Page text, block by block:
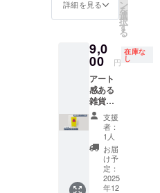
前をご
記入く
い。 ※
個人の
方は
「お名
前の
み」、
法人の
方は
「会社
名（ロ
ゴ掲載
可）」
リジナ
ルパ
なの
で、企
業ロゴ
や
ショッ
プビ
ジュア
ル、団
体のア
イ
キャッ
チシー
ンなど
ントし
た、限
特別モ
デルで
す。
【提供
内容】
glafit
NFR-01
Lite ×
和歌山
ふぉん
と（1
台） カ
ラー：
詳細を見る ン
を
選
択
す
る
9,0
00 円
在庫な
し
アート
感ある
雑貨を
日常に
取り入
れたい
方に。
【提供
内容】
納屋河
岸ギャ
支援
者：
1人
お届
け予
定：
2025
年12